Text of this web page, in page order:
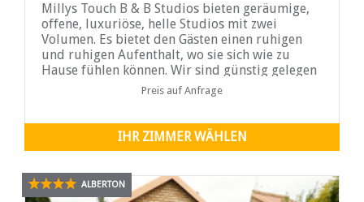
Millys Touch B & B Studios bieten geräumige,
offene, luxuriöse, helle Studios mit zwei
Volumen. Es bietet den Gästen einen ruhigen
und ruhigen Aufenthalt, wo sie sich wie zu
Hause fühlen können. Wir sind günstig gelegen
mit einfachem ZugangPreis auf Anfrage
IHR ZIMMER WÄHLEN
ALBERTON